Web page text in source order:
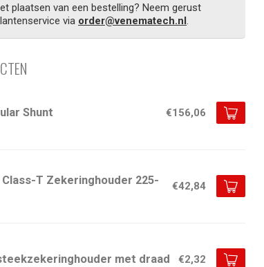
plaatsen van een bestelling? Neem gerust
via order@venematech.nl.
Shunt €156,06
Class-T Zekeringhouder 225-
€42,84
met draad €2,32